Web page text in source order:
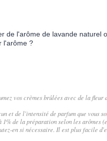
de l'arôme de lavande naturel
l'arôme ?
vos crèmes brûlées avec de la
et de l'intensité de parfum que vous
de la préparation selon les arômes
en si nécessaire. Il est plus facile